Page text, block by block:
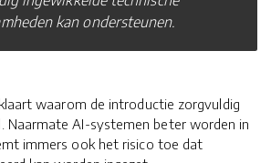
kan ondersteunen.
waarom de introductie zorgvuldig
Naarmate AI-systemen beter worden in
immers ook het risico toe dat